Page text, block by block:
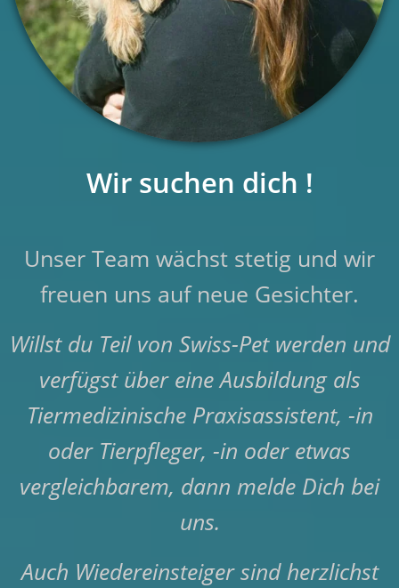
Wir suchen dich !
Unser Team wächst stetig und wir
freuen uns auf neue Gesichter.
Willst du Teil von Swiss-Pet werden und
verfügst über eine Ausbildung als
Tiermedizinische Praxisassistent, -in
oder Tierpfleger, -in oder etwas
vergleichbarem, dann melde Dich bei
uns.
Auch Wiedereinsteiger sind herzlichst